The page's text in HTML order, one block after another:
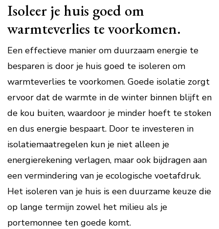
Isoleer je huis goed om
warmteverlies te voorkomen.
Een effectieve manier om duurzaam energie te
besparen is door je huis goed te isoleren om
warmteverlies te voorkomen. Goede isolatie zorgt
ervoor dat de warmte in de winter binnen blijft en
de kou buiten, waardoor je minder hoeft te stoken
en dus energie bespaart. Door te investeren in
isolatiemaatregelen kun je niet alleen je
energierekening verlagen, maar ook bijdragen aan
een vermindering van je ecologische voetafdruk.
Het isoleren van je huis is een duurzame keuze die
op lange termijn zowel het milieu als je
portemonnee ten goede komt.